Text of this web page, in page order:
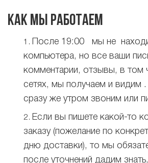
КАК МЫ РАБОТАЕМ
После 19:00 мы не
компьютера, но все ваши
комментарии, отзывы, в том
сетях, мы получаем и видим
сразу же утром звоним или
Если вы пишете какой-то
заказу (пожелание по
дню доставки), то мы
после уточнений дадим